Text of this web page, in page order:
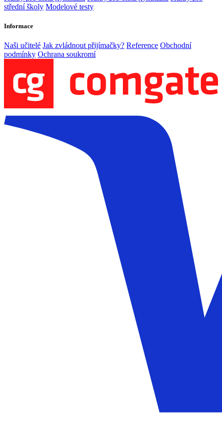
střední školy Modelové testy
Informace
Naši učitelé Jak zvládnout přijímačky? Reference Obchodní
podmínky Ochrana soukromí